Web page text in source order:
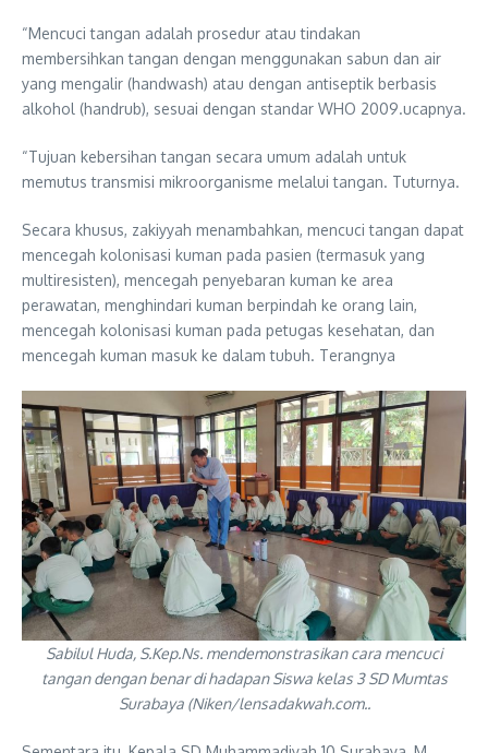
“Mencuci tangan adalah prosedur atau tindakan
membersihkan tangan dengan menggunakan sabun dan air
yang mengalir (handwash) atau dengan antiseptik berbasis
alkohol (handrub), sesuai dengan standar WHO 2009.ucapnya.
“Tujuan kebersihan tangan secara umum adalah untuk
memutus transmisi mikroorganisme melalui tangan. Tuturnya.
Secara khusus, zakiyyah menambahkan, mencuci tangan dapat
mencegah kolonisasi kuman pada pasien (termasuk yang
multiresisten), mencegah penyebaran kuman ke area
perawatan, menghindari kuman berpindah ke orang lain,
mencegah kolonisasi kuman pada petugas kesehatan, dan
mencegah kuman masuk ke dalam tubuh. Terangnya
Sabilul Huda, S.Kep.Ns. mendemonstrasikan cara mencuci
tangan dengan benar di hadapan Siswa kelas 3 SD Mumtas
Surabaya (Niken/lensadakwah.com..